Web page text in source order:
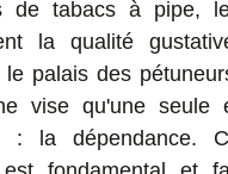
de tabacs à pipe,
la qualité
le palais des
vise qu'une seule
: la dépendance.